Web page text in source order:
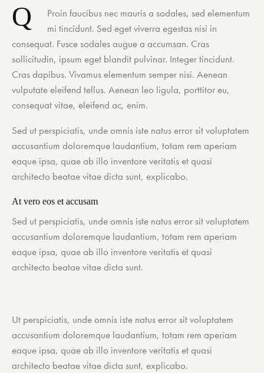
Q
Proin faucibus nec mauris a sodales, sed elementum
mi tincidunt. Sed eget viverra egestas nisi in
consequat. Fusce sodales augue a accumsan. Cras
sollicitudin, ipsum eget blandit pulvinar. Integer tincidunt.
Cras dapibus. Vivamus elementum semper nisi. Aenean
vulputate eleifend tellus. Aenean leo ligula, porttitor eu,
consequat vitae, eleifend ac, enim.
Sed ut perspiciatis, unde omnis iste natus error sit voluptatem
accusantium doloremque laudantium, totam rem aperiam
eaque ipsa, quae ab illo inventore veritatis et quasi
architecto beatae vitae dicta sunt, explicabo.
At vero eos et accusam
Sed ut perspiciatis, unde omnis iste natus error sit voluptatem
accusantium doloremque laudantium, totam rem aperiam
eaque ipsa, quae ab illo inventore veritatis et quasi
architecto beatae vitae dicta sunt.
Ut perspiciatis, unde omnis iste natus error sit voluptatem
accusantium doloremque laudantium, totam rem aperiam
eaque ipsa, quae ab illo inventore veritatis et quasi
architecto beatae vitae dicta sunt, explicabo.